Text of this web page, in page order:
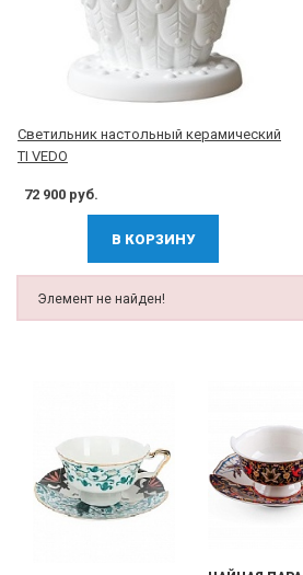
Светильник настольный керамический
TI VEDO
72 900 руб.
В КОРЗИНУ
Элемент не найден!